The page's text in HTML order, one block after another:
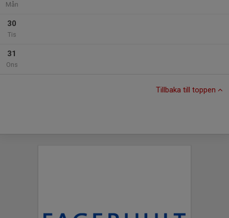
Mån
30
Tis
31
Ons
Tillbaka till toppen